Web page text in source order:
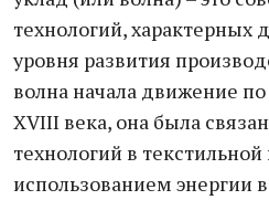
технологий, характерных
уровня развития
волна начала движение
XVIII века, она была
технологий в
использованием энергии